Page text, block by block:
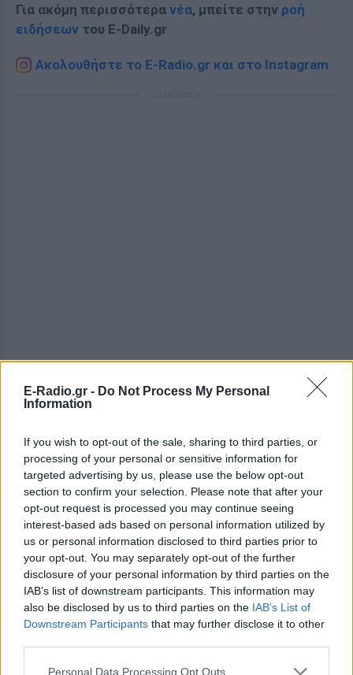
E-Radio.gr - Do Not Process My Personal
Information
If you wish to opt-out of the sale, sharing to third parties, or
processing of your personal or sensitive information for
targeted advertising by us, please use the below opt-out
section to confirm your selection. Please note that after your
opt-out request is processed you may continue seeing
interest-based ads based on personal information utilized by
us or personal information disclosed to third parties prior to
your opt-out. You may separately opt-out of the further
disclosure of your personal information by third parties on the
IAB’s list of downstream participants. This information may
also be disclosed by us to third parties on the IAB’s List of
Downstream Participants that may further disclose it to other
Personal Data Processing Opt Outs
Για ακόμη περισσότερα νέα, μπείτε στην ροή
ειδήσεων του E-Daily.gr
Ακολουθήστε το E-Radio.gr και στο Instagram
ΔΕΙΤΕ ΕΠΙΣΗΣ
ΣΤΗΝ ΙΔΙΑ ΚΑΤΗΓΟΡΙΑ
Μυστράς: «Δεν ήταν οικονομικό
το κίνητρο» υποστηρίζει ο
συνήγορος του 55χρονου που
είχε τη σορό του πατέρα του σε
καταψύκτη
μια εξαιρετικά έντονη συναισθηματική